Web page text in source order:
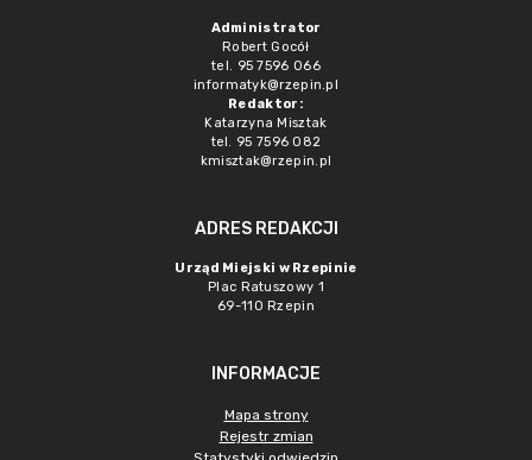
Administrator
Robert Gocół
tel. 95 7596 066
informatyk@rzepin.pl
Redaktor:
Katarzyna Misztak
tel. 95 7596 082
kmisztak@rzepin.pl
ADRES REDAKCJI
Urząd Miejski w Rzepinie
Plac Ratuszowy 1
69-110 Rzepin
INFORMACJE
Mapa strony
Rejestr zmian